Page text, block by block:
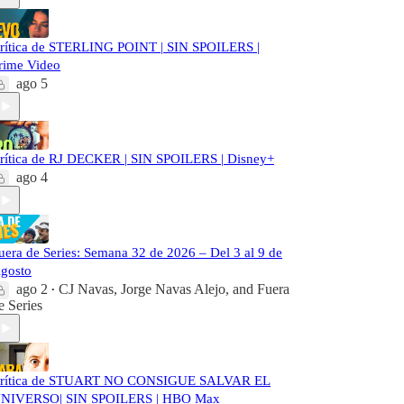
de STERLING POINT | SIN SPOILERS |
Video
ago 5
de RJ DECKER | SIN SPOILERS | Disney+
ago 4
de Series: Semana 32 de 2026 – Del 3 al 9 de
ago 2 • CJ Navas, Jorge Navas Alejo, and Fuera
Series
de STUART NO CONSIGUE SALVAR EL
SIN SPOILERS | HBO Max